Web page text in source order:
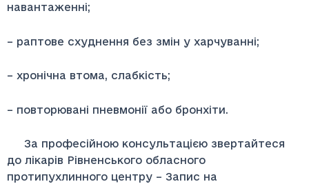
навантаженні;
– раптове схуднення без змін у харчуванні;
– хронічна втома, слабкість;
– повторювані пневмонії або бронхіти.
За професійною консультацією звертайтеся
до лікарів Рівненського обласного
протипухлинного центру – Запис на